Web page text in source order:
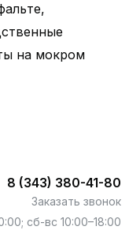
на мокром
8 (343) 380-41-80
Заказать звонок
сб-вс 10:00–18:00